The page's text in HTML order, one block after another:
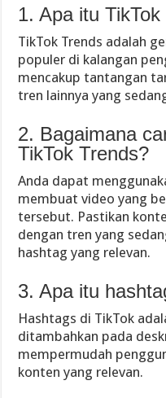
1. Apa itu
TikTok Trends adalah
populer di kalangan
mencakup tantangan
tren lainnya yang
2. Bagaimana
TikTok Trends?
Anda dapat
membuat video yang
tersebut. Pastikan
dengan tren yang
hashtag yang relevan.
3. Apa itu
Hashtags di TikTok
ditambahkan pada
mempermudah
konten yang relevan.